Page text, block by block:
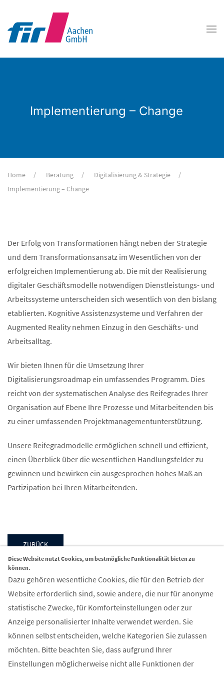
Implementierung – Change
Home Beratung
Digitalisierung & Strategie
Implementierung – Change
Der Erfolg von Transformationen hängt neben der Strategie
und dem Transformationsansatz im Wesentlichen von der
erfolgreichen Implementierung ab. Die mit der Realisierung
digitaler Geschäftsmodelle notwendigen Dienstleistungs- und
Arbeitssysteme unterscheiden sich wesentlich von den bislang
etablierten. Kognitive Assistenzsysteme und Verfahren der
Augmented Reality nehmen Einzug in den Geschäfts- und
Arbeitsalltag.
Wir bieten Ihnen für die Umsetzung Ihrer
Digitalisierungsroadmap ein umfassendes Programm. Dies
reicht von der systematischen Analyse des Reifegrades Ihrer
Organisation auf Ebene Ihre Prozesse und Mitarbeitenden bis
zu einer umfassenden Projektmanagementunterstützung.
Unsere Reifegradmodelle ermöglichen schnell und effizient,
einen Überblick über die wesentlichen Handlungsfelder zu
gewinnen und bewirken ein ausgesprochen hohes Maß an
Partizipation bei Ihren Mitarbeitenden.
ZURÜCK
Kontakt
FIR Aachen GmbH
Campus-Boulevard 55
52074 Aachen
Diese Website nutzt Cookies, um bestmögliche Funktionalität bieten zu
können.
Dazu gehören wesentliche Cookies, die für den Betrieb der
Website erforderlich sind, sowie andere, die nur für anonyme
statistische Zwecke, für Komforteinstellungen oder zur
Anzeige personalisierter Inhalte verwendet werden. Sie
können selbst entscheiden, welche Kategorien Sie zulassen
möchten. Bitte beachten Sie, dass aufgrund Ihrer
Einstellungen möglicherweise nicht alle Funktionen der